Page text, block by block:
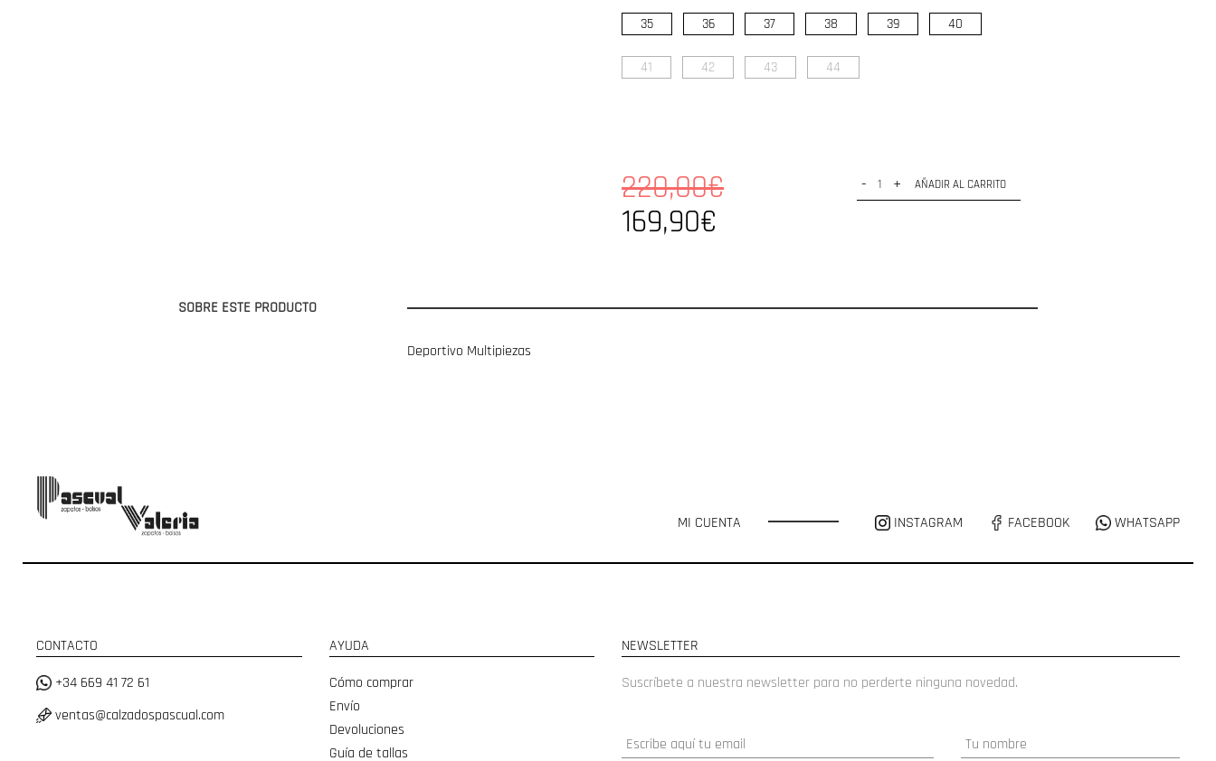
35 36 37 38 39 40
41 42 43 44
220,00€
169,90€
- + AÑADIR AL CARRITO
SOBRE ESTE PRODUCTO
Deportivo Multipiezas
MI CUENTA INSTAGRAM FACEBOOK WHATSAPP
CONTACTO
+34 669 41 72 61
ventas@calzadospascual.com
AYUDA
Cómo comprar
Envío
Devoluciones
Guía de tallas
NEWSLETTER
Suscríbete a nuestra newsletter para no perderte ninguna novedad.